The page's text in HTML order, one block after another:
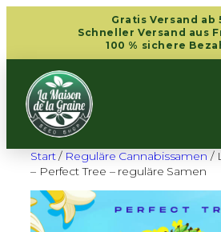
springen
Gratis Versand ab
Schneller Versand aus
100 % sichere
Start/ Reguläre Cannabissamen /
– Perfect Tree – reguläre Samen